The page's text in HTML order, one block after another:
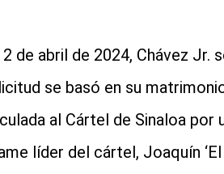
2 de abril de 2024, Chávez
se basó en su
al Cártel de Sinaloa por
líder del cártel, Joaquín